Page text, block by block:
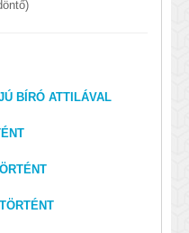
BÍRÓ ATTILÁVAL